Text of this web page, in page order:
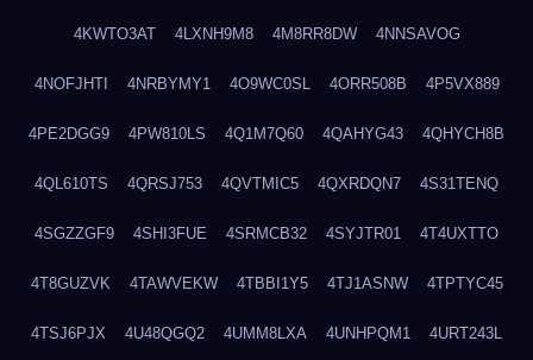
4KWTO3AT 4LXNH9M8 4M8RR8DW 4NNSAVOG
4NOFJHTI 4NRBYMY1 4O9WC0SL 4ORR508B 4P5VX889
4PE2DGG9 4PW810LS 4Q1M7Q60 4QAHYG43 4QHYCH8B
4QL610TS 4QRSJ753 4QVTMIC5 4QXRDQN7 4S31TENQ
4SGZZGF9 4SHI3FUE 4SRMCB32 4SYJTR01 4T4UXTTO
4T8GUZVK 4TAWVEKW 4TBBI1Y5 4TJ1ASNW 4TPTYC45
4TSJ6PJX 4U48QGQ2 4UMM8LXA 4UNHPQM1 4URT243L